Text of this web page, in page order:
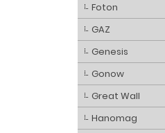
Foton
GAZ
Genesis
Gonow
Great Wall
Hanomag